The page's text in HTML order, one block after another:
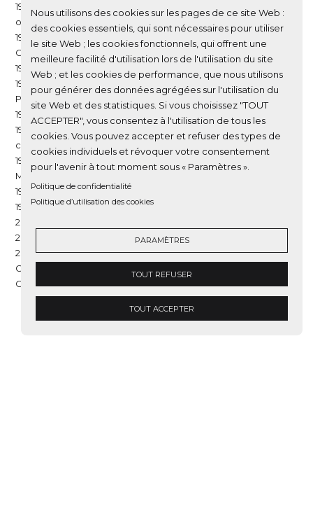
1972 / Master of Architecture-University of Pennsylvania - class
of Louis I. Kahn
1974-1984 / collaborateur puis associé de l’agence Paul
Chemetov-AUA
1984 / Prix de l'Équerre d'argent
1984-1990 / professeur à l’École d’architecture de Nancy et de
Paris-Tolbiac
1990 / création de l’agence Devillers & associés
1995-1999 / professeur à l’École nationale des ponts et
chaussées
1995-2000 / anime l’atelier Projet urbain avec Ariella
Masboungi
1998 / Grand Prix de l'urbanisme
1998 / Prix de l'art urbain
2006 / Prix de la Biennale de l'habitat durable
2009 / Pyramide d’or
2009/ Grand Prix des écoquartiers ( Caserne de Bonne à
Grenoble)
Chevalier de la Légion d'Honneur
Nous utilisons des cookies sur les pages de ce site Web :
des cookies essentiels, qui sont nécessaires pour utiliser
le site Web ; les cookies fonctionnels, qui offrent une
meilleure facilité d'utilisation lors de l'utilisation du site
Web ; et les cookies de performance, que nous utilisons
pour générer des données agrégées sur l'utilisation du
site Web et des statistiques. Si vous choisissez "TOUT
ACCEPTER", vous consentez à l'utilisation de tous les
cookies. Vous pouvez accepter et refuser des types de
cookies individuels et révoquer votre consentement
pour l'avenir à tout moment sous « Paramètres ».
Politique de confidentialité
Politique d’utilisation des cookies
PARAMÈTRES
TOUT REFUSER
TOUT ACCEPTER